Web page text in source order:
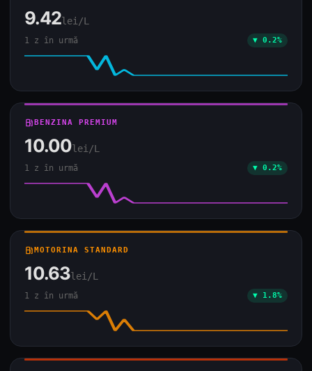
9.42lei/L
1 z în urmă ▼ 0.2%
local_gas_stationBENZINA PREMIUM
10.00lei/L
1 z în urmă ▼ 0.2%
local_gas_stationMOTORINA STANDARD
10.63lei/L
1 z în urmă ▼ 1.8%